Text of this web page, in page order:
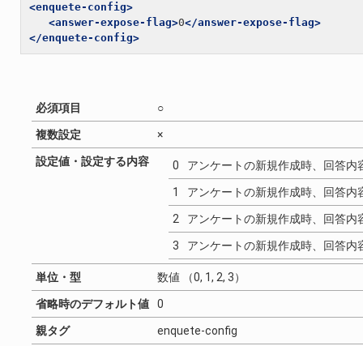
<enquete-config>
<answer-expose-flag>0</answer-expose-flag>
</enquete-config>
必須項目 ○
複数設定 ×
設定値・設定する内容 0 アンケートの新規作成時、回答
1 アンケートの新規作成時、回答
2 アンケートの新規作成時、回答
3 アンケートの新規作成時、回答
単位・型 数値 （0, 1, 2, 3）
省略時のデフォルト値 0
親タグ enquete-config